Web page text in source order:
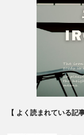
【 よく読まれている記事